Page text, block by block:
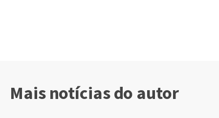
Mais notícias do autor